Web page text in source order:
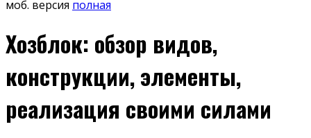
моб. версия полная
Хозблок: обзор видов,
конструкции, элементы,
реализация своими силами